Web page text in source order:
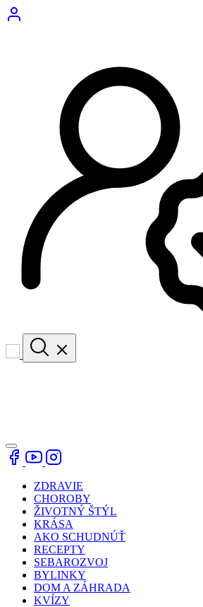
ZDRAVIE
CHOROBY
ŽIVOTNÝ ŠTÝL
KRÁSA
AKO SCHUDNÚŤ
RECEPTY
SEBAROZVOJ
BYLINKY
DOM A ZÁHRADA
KVÍZY